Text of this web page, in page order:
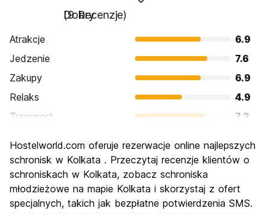
Dobry
(9 Recenzje)
Atrakcje
6.9
Jedzenie
7.6
Zakupy
6.9
Relaks
4.9
Transport
7.3
Kultura
9.3
Imprezy
Najlepsza wartość
8.0
Hostelworld.com oferuje rezerwacje online najlepszych
schronisk w Kolkata . Przeczytaj recenzje klientów o
schroniskach w Kolkata, zobacz schroniska
młodzieżowe na mapie Kolkata i skorzystaj z ofert
specjalnych, takich jak bezpłatne potwierdzenia SMS.